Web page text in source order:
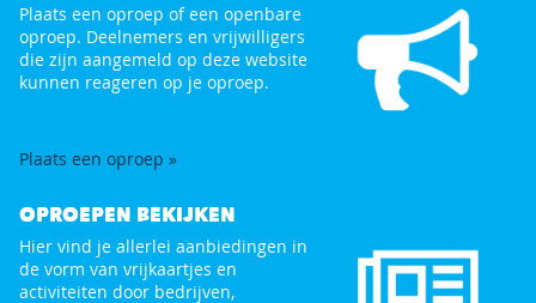
Plaats een oproep of een openbare
oproep. Deelnemers en vrijwilligers
die zijn aangemeld op deze website
kunnen reageren op je oproep.
Plaats een oproep »
OPROEPEN BEKIJKEN
Hier vind je allerlei aanbiedingen in
de vorm van vrijkaartjes en
activiteiten door bedrijven,